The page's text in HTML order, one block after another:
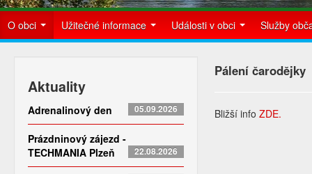
O obci Užitečné informace Události v obci Služby
Aktuality
Adrenalinový den 05.09.2026
Prázdninový zájezd -
TECHMANIA Plzeň
22.08.2026
Pálení čarodějky
Bližší infoZDE.